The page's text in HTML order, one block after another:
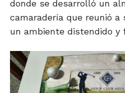
donde se desarrolló un
camaradería que reunió a
un ambiente distendido y